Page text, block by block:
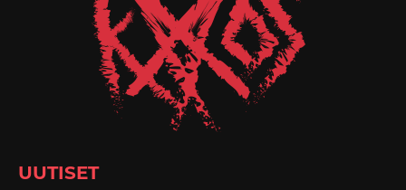
UUTISET